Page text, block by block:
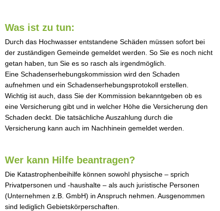
Was ist zu tun:
Durch das Hochwasser entstandene Schäden müssen sofort bei
der zuständigen Gemeinde gemeldet werden. So Sie es noch nicht
getan haben, tun Sie es so rasch als irgendmöglich.
Eine Schadenserhebungskommission wird den Schaden
aufnehmen und ein Schadenserhebungsprotokoll erstellen.
Wichtig ist auch, dass Sie der Kommission bekanntgeben ob es
eine Versicherung gibt und in welcher Höhe die Versicherung den
Schaden deckt. Die tatsächliche Auszahlung durch die
Versicherung kann auch im Nachhinein gemeldet werden.
Wer kann Hilfe beantragen?
Die Katastrophenbeihilfe können sowohl physische – sprich
Privatpersonen und -haushalte – als auch juristische Personen
(Unternehmen z.B. GmbH) in Anspruch nehmen. Ausgenommen
sind lediglich Gebietskörperschaften.